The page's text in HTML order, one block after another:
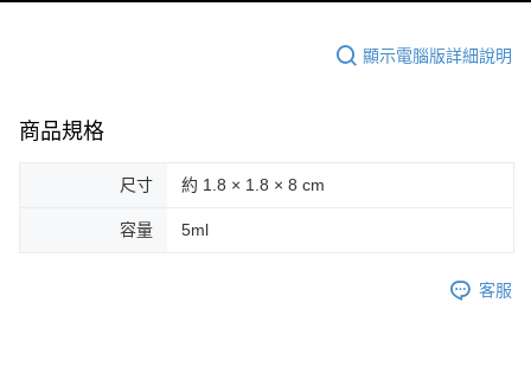
顯示電腦版詳細說明
商品規格
尺寸 約 1.8 × 1.8 × 8 cm
容量 5ml
客服